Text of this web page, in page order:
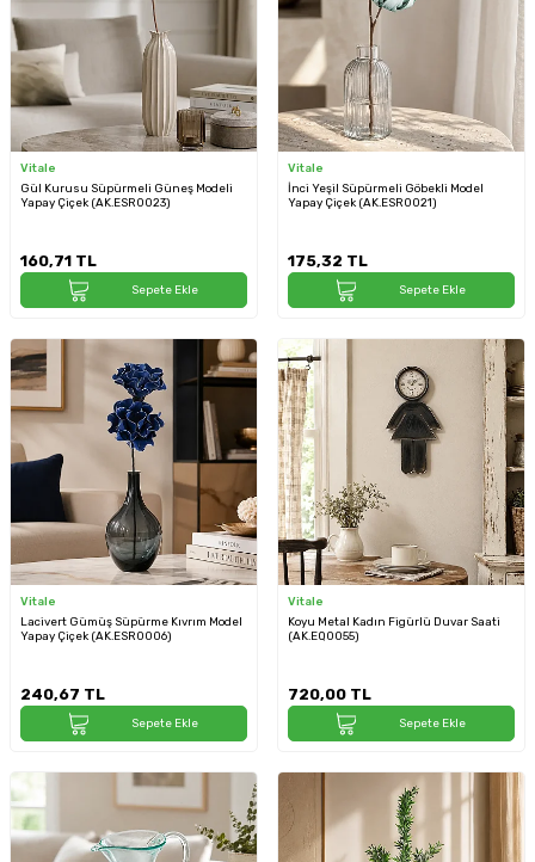
Vitale
Gül Kurusu Süpürmeli Güneş Modeli
Yapay Çiçek (AK.ESR0023)
160,71 TL
Sepete Ekle
Vitale
İnci Yeşil Süpürmeli Göbekli Model
Yapay Çiçek (AK.ESR0021)
175,32 TL
Sepete Ekle
Vitale
Lacivert Gümüş Süpürme Kıvrım Model
Yapay Çiçek (AK.ESR0006)
240,67 TL
Sepete Ekle
Vitale
Koyu Metal Kadın Figürlü Duvar Saati
(AK.EQ0055)
720,00 TL
Sepete Ekle